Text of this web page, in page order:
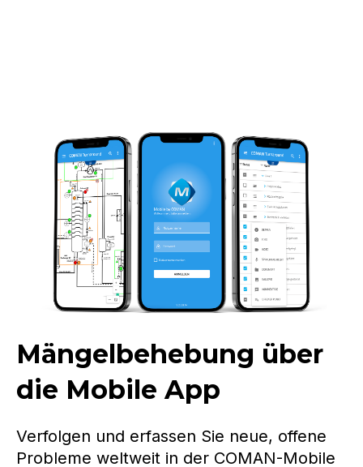
Mängelbehebung über
die Mobile App
Verfolgen und erfassen Sie neue, offene
Probleme weltweit in der COMAN-Mobile